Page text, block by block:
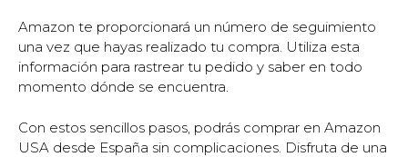
Amazon te proporcionará un número de seguimiento
una vez que hayas realizado tu compra. Utiliza esta
información para rastrear tu pedido y saber en todo
momento dónde se encuentra.
Con estos sencillos pasos, podrás comprar en Amazon
USA desde España sin complicaciones. Disfruta de una